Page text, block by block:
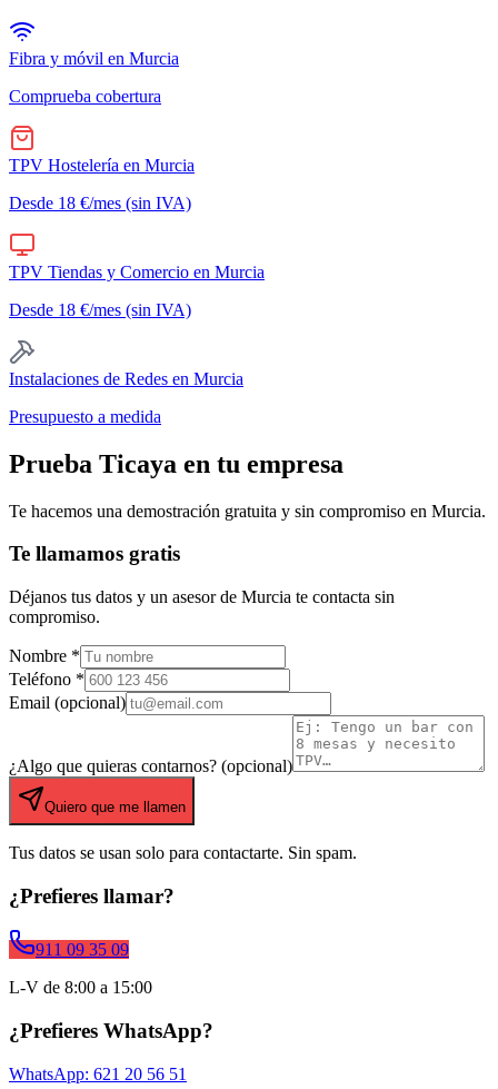
Fibra y móvil en Murcia
Comprueba cobertura
TPV Hostelería en Murcia
Desde 18 €/mes (sin IVA)
TPV Tiendas y Comercio en Murcia
Desde 18 €/mes (sin IVA)
Instalaciones de Redes en Murcia
Presupuesto a medida
Prueba Ticaya en tu empresa
Te hacemos una demostración gratuita y sin compromiso en Murcia.
Te llamamos gratis
Déjanos tus datos y un asesor de Murcia te contacta sin
compromiso.
Nombre *
Teléfono *
Email (opcional)
¿Algo que quieras contarnos? (opcional)
Quiero que me llamen
Tus datos se usan solo para contactarte. Sin spam.
¿Prefieres llamar?
911 09 35 09
L-V de 8:00 a 15:00
¿Prefieres WhatsApp?
WhatsApp: 621 20 56 51